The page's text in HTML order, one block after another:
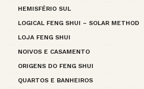
HEMISFÉRIO SUL
LOGICAL FENG SHUI – SOLAR METHOD
LOJA FENG SHUI
NOIVOS E CASAMENTO
ORIGENS DO FENG SHUI
QUARTOS E BANHEIROS